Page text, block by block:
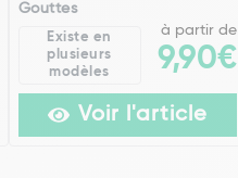
Gouttes
Existe en
plusieurs
modèles
à partir de
9,90€
Voir l'article